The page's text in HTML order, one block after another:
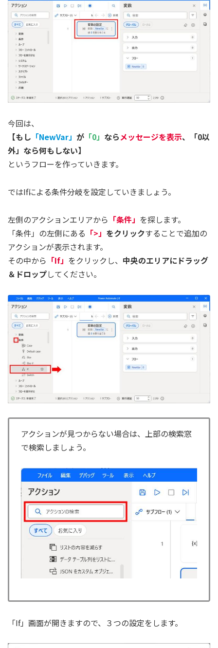
今回は、
【もし 「NewVar」 が 「0」 ならメッセージを表示、「0以
外」なら何もしない】
というフローを作っていきます。
ではIfによる条件分岐を設定していきましょう。
左側のアクションエリアから 「条件」 を探します。
「条件」の左側にある 「>」 をクリックすることで追加の
アクションが表示されます。
その中から 「If」 をクリックし、 中央のエリアにドラッグ
＆ドロップしてください。
アクションが見つからない場合は、上部の検索窓
で検索しましょう。
「If」画面が開きますので、３つの設定をします。